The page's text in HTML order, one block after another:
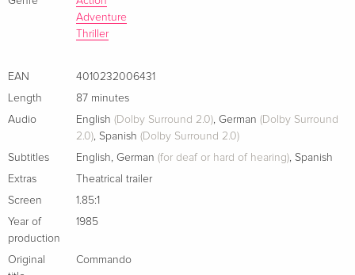
Mediabook, Uncut, Blu-ray + DVD
Mediabook, Uncut, Blu-ray + DVD
German
Standard edition
French
Italian
New Edition
Italian
Adventure
Thriller
EAN
4010232006431
Length
87 minutes
Audio
English (Dolby Surround 2.0) German (Dolby Surround
2.0) Spanish (Dolby Surround 2.0)
Subtitles
English German (for deaf or hard of hearing) Spanish
Extras
Theatrical trailer
Screen
1.85:1
Year of
production
1985
Original
Commando